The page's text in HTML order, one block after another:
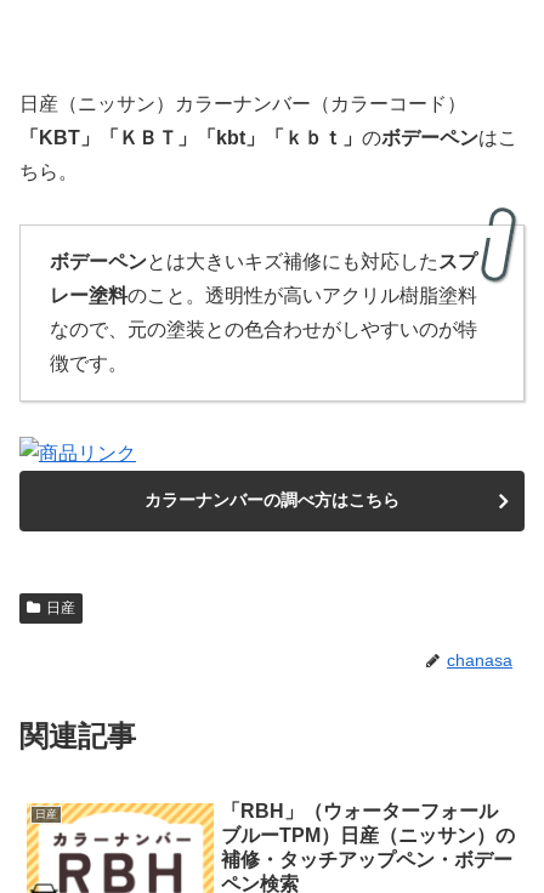
日産（ニッサン）カラーナンバー（カラーコード）
「 KBT 」 「 ＫＢＴ」「kbt」「ｋｂｔ」 のボデーペンはこ
ちら。
ボデーペンとは大きいキズ補修にも対応した スプ
レー塗料のこと。透明性が高いアクリル樹脂塗料
なので、元の塗装との色合わせがしやすいのが特
徴です。
カラーナンバーの調べ方はこちら
日産
chanasa
関連記事
日産
「RBH」（ウォーターフォール
ブルーTPM）日産（ニッサン）の
補修・タッチアップペン・ボデー
ペン検索